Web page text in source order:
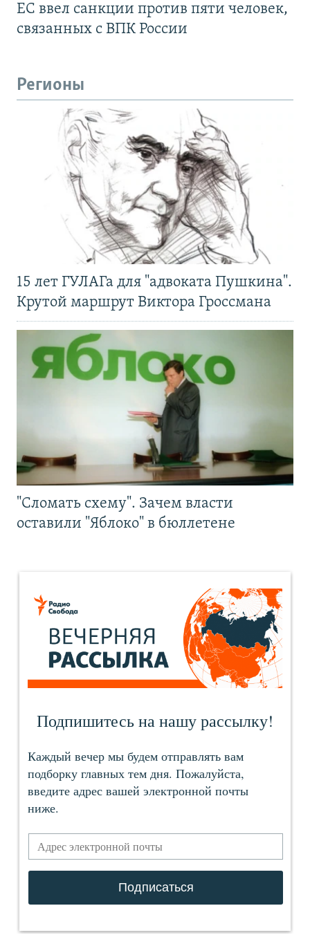
ЕС ввел санкции против пяти человек,
связанных с ВПК России
Регионы
15 лет ГУЛАГа для "адвоката Пушкина".
Крутой маршрут Виктора Гроссмана
"Сломать схему". Зачем власти
оставили "Яблоко" в бюллетене